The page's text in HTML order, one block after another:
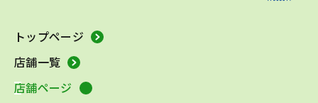
トップページ
店舗一覧
店舗ページ